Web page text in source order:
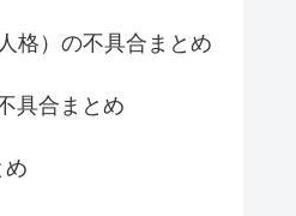
格）の不具合まとめ
具合まとめ
め